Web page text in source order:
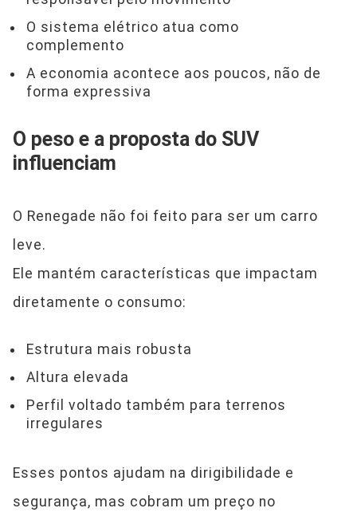
O sistema elétrico atua como
complemento
A economia acontece aos poucos, não de
forma expressiva
O peso e a proposta do SUV
influenciam
O Renegade não foi feito para ser um carro
leve.
Ele mantém características que impactam
diretamente o consumo:
Estrutura mais robusta
Altura elevada
Perfil voltado também para terrenos
irregulares
Esses pontos ajudam na dirigibilidade e
segurança, mas cobram um preço no